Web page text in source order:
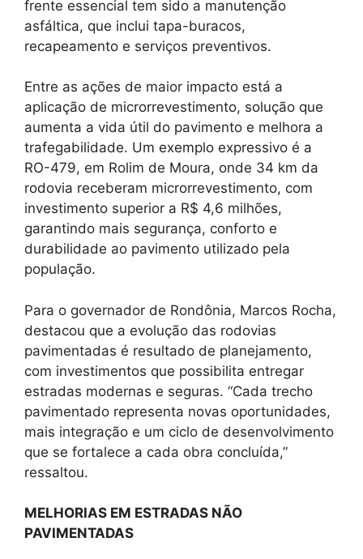
frente essencial tem sido a manutenção
asfáltica, que inclui tapa-buracos,
recapeamento e serviços preventivos.
Entre as ações de maior impacto está a
aplicação de microrrevestimento, solução que
aumenta a vida útil do pavimento e melhora a
trafegabilidade. Um exemplo expressivo é a
RO-479, em Rolim de Moura, onde 34 km da
rodovia receberam microrrevestimento, com
investimento superior a R$ 4,6 milhões,
garantindo mais segurança, conforto e
durabilidade ao pavimento utilizado pela
população.
Para o governador de Rondônia, Marcos Rocha,
destacou que a evolução das rodovias
pavimentadas é resultado de planejamento,
com investimentos que possibilita entregar
estradas modernas e seguras. “Cada trecho
pavimentado representa novas oportunidades,
mais integração e um ciclo de desenvolvimento
que se fortalece a cada obra concluída,”
ressaltou.
MELHORIAS EM ESTRADAS NÃO
PAVIMENTADAS